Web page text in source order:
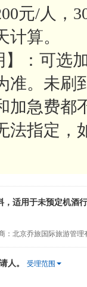
元/人，
算。
：可选
准。未
加急费
法指定，
，适用于未预定机酒
：北京乔旅国际旅游管理
人。
受理范围